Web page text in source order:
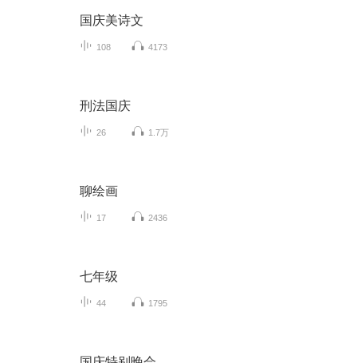
国庆美诗文
108 4173
刑法国庆
26 1.7万
聊绘画
17 2436
七年级
44 1795